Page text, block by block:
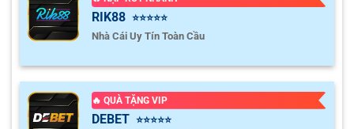
RIK88 ⭐⭐⭐⭐⭐
Nhà Cái Uy Tín Toàn Cầu
🔥 QUÀ TẶNG VIP
DEBET ⭐⭐⭐⭐⭐